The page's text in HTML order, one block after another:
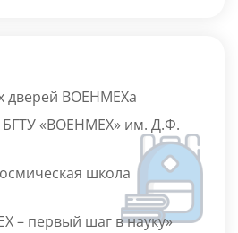
дверей ВОЕНМЕХа
БГТУ «ВОЕНМЕХ» им. Д.Ф.
школа
– первый шаг в науку»